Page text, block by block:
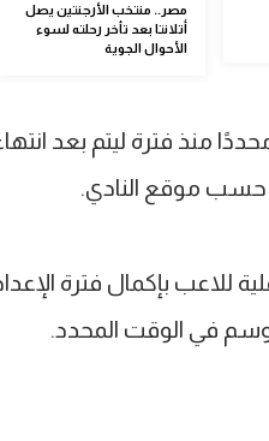
مصر.. منتخب الأرجنتين يصل
أتلانتا بعد تأخر رحلته لسوء
الأحوال الجوية
منذ فترة ليتم بعد
موقع النادي.
للاعب بإكمال فترة
في الوقت المحدد.